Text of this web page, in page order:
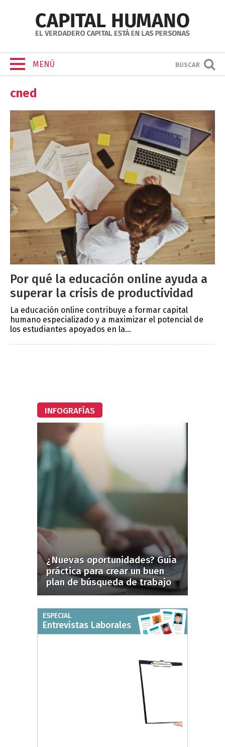
MENÚ BUSCAR
cned
Por qué la educación online ayuda a
superar la crisis de productividad
La educación online contribuye a formar capital
humano especializado y a maximizar el potencial de
los estudiantes apoyados en la...
INFOGRAFÍAS
¿Nuevas oportunidades? Guía
práctica para crear un buen
plan de búsqueda de trabajo
ESPECIAL
Entrevistas Laborales